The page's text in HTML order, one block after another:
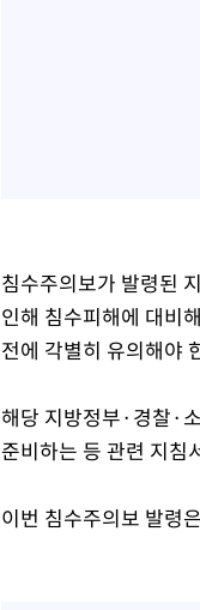
침수주의보가 발령된
인해 침수피해에 대비
전에 각별히 유의해야
해당 지방정부·경찰·
준비하는 등 관련 지침
이번 침수주의보 발령